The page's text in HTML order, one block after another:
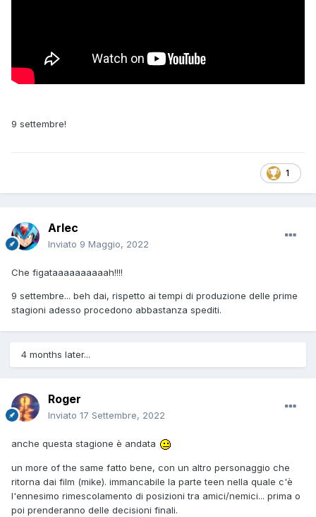
9 settembre!
1
Arlec
Inviato 9 Maggio, 2022
Che figataaaaaaaaaah!!!!
9 settembre... beh dai, rispetto ai tempi di produzione delle prime
stagioni adesso procedono abbastanza spediti.
4 months later...
Roger
Inviato 17 Settembre, 2022
anche questa stagione è andata
un more of the same fatto bene, con un altro personaggio che
ritorna dai film (mike). immancabile la parte teen nella quale c'è
l'ennesimo rimescolamento di posizioni tra amici/nemici... prima o
poi prenderanno delle decisioni finali.